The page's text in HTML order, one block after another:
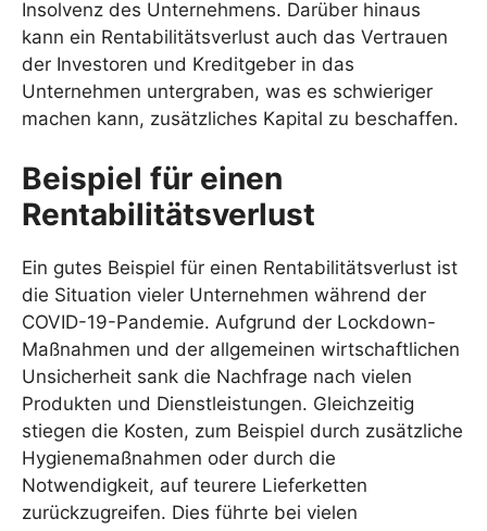
Insolvenz des Unternehmens. Darüber hinaus
kann ein Rentabilitätsverlust auch das Vertrauen
der Investoren und Kreditgeber in das
Unternehmen untergraben, was es schwieriger
machen kann, zusätzliches Kapital zu beschaffen.
Beispiel für einen
Rentabilitätsverlust
Ein gutes Beispiel für einen Rentabilitätsverlust ist
die Situation vieler Unternehmen während der
COVID-19-Pandemie. Aufgrund der Lockdown-
Maßnahmen und der allgemeinen wirtschaftlichen
Unsicherheit sank die Nachfrage nach vielen
Produkten und Dienstleistungen. Gleichzeitig
stiegen die Kosten, zum Beispiel durch zusätzliche
Hygienemaßnahmen oder durch die
Notwendigkeit, auf teurere Lieferketten
zurückzugreifen. Dies führte bei vielen